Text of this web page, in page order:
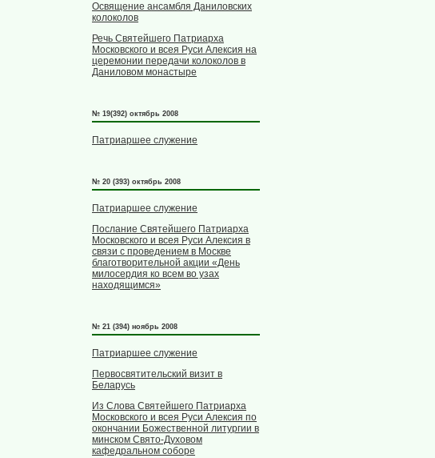
Освящение ансамбля Даниловских
колоколов
Речь Святейшего Патриарха
Московского и всея Руси Алексия на
церемонии передачи колоколов в
Даниловом монастыре
№ 19(392) октябрь 2008
Патриаршее служение
№ 20 (393) октябрь 2008
Патриаршее служение
Послание Святейшего Патриарха
Московского и всея Руси Алексия в
связи с проведением в Москве
благотворительной акции «День
милосердия ко всем во узах
находящимся»
№ 21 (394) ноябрь 2008
Патриаршее служение
Первосвятительский визит в
Беларусь
Из Слова Святейшего Патриарха
Московского и всея Руси Алексия по
окончании Божественной литургии в
минском Свято-Духовом
кафедральном соборе